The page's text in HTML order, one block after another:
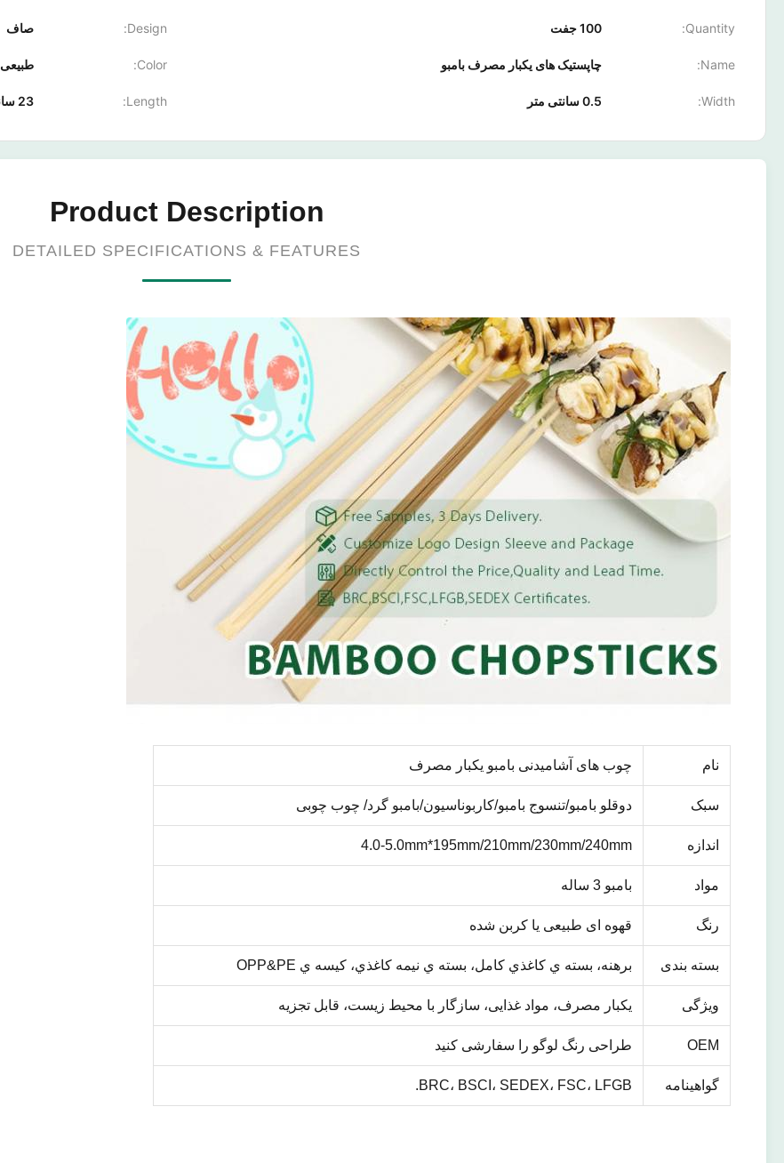
Quantity: 100 جفت Design: صاف
Name: چاپستیک های یکبار مصرف بامبو Color: طبیعی
Width: 0.5 سانتی متر Length: 23 سانتی متر
Product Description
DETAILED SPECIFICATIONS & FEATURES
نام چوب های آشامیدنی بامبو یکبار مصرف
سبک دوقلو بامبو/تنسوج بامبو/کاربوناسیون/بامبو گرد/ چوب چوبی
اندازه 4.0-5.0mm*195mm/210mm/230mm/240mm
مواد بامبو 3 ساله
رنگ قهوه ای طبیعی یا کربن شده
بسته بندی برهنه، بسته ي کاغذي کامل، بسته ي نيمه کاغذي، کيسه ي OPP&PE
ویژگی یکبار مصرف، مواد غذایی، سازگار با محیط زیست، قابل تجزیه
OEM طراحی رنگ لوگو را سفارشی کنید
گواهینامه BRC، BSCI، SEDEX، FSC، LFGB.